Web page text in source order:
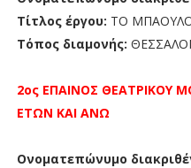
Τίτλος έργου: ΤΟ
Τόπος διαμονής:
2ος ΕΠΑΙΝΟΣ ΘΕΑΤΡΙΚΟΥ
ΕΤΩΝ ΚΑΙ ΑΝΩ
Ονοματεπώνυμο